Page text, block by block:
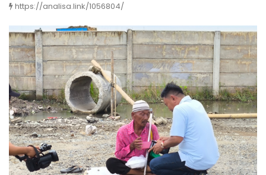
https://analisa.link/1056804/